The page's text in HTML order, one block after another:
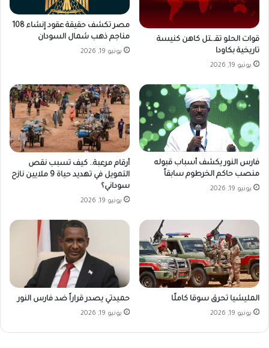
قوات الحلو تقـ.ـتل كاهن كنيسة
تاريخية بكاودا
يونيو 19, 2026
مصر تكشف حقيقة عقود إنشاء 108
مناجم ذهب شمال السودان
يونيو 19, 2026
فارس النور يكشف أسباب قبوله
منصب حاكم الخرطوم سابقاً
يونيو 19, 2026
أرقام مرعبة.. كيف تسبب نقص
التمويل في تهديد حياة 9 ملايين نازح
سوداني؟
يونيو 19, 2026
المليشيا تحرق سوقا كاملًا
يونيو 19, 2026
حميدتي يصدر قراراً ضد فارس النور
يونيو 19, 2026